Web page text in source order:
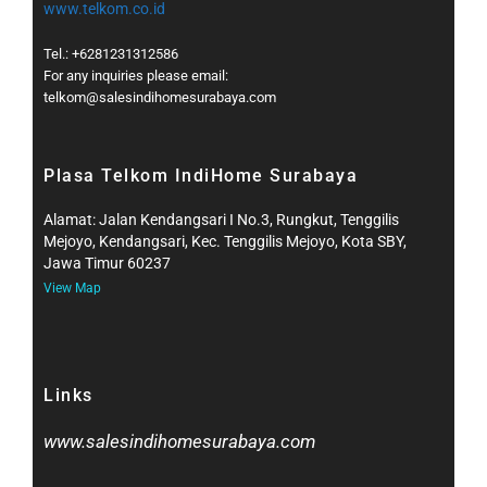
www.telkom.co.id
Tel.: +6281231312586
For any inquiries please email:
telkom@salesindihomesurabaya.com​
Plasa Telkom IndiHome Surabaya
Alamat: Jalan Kendangsari I No.3, Rungkut, Tenggilis
Mejoyo, Kendangsari, Kec. Tenggilis Mejoyo, Kota SBY,
Jawa Timur 60237
View Map
Links
www.salesindihomesurabaya.com​